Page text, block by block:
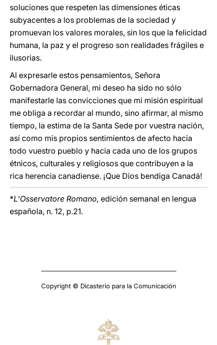
soluciones que respeten las dimensiones éticas
subyacentes a los problemas de la sociedad y
promuevan los valores morales, sin los que la felicidad
humana, la paz y el progreso son realidades frágiles e
ilusorias.
Al expresarle estos pensamientos, Señora
Gobernadora General, mi deseo ha sido no sólo
manifestarle las convicciones que mi misión espiritual
me obliga a recordar al mundo, sino afirmar, al mismo
tiempo, la estima de la Santa Sede por vuestra nación,
así como mis propios sentimientos de afecto hacia
todo vuestro pueblo y hacia cada uno de los grupos
étnicos, culturales y religiosos que contribuyen a la
rica herencia canadiense. ¡Que Dios bendiga Canadá!
*L'Osservatore Romano, edición semanal en lengua
española, n. 12, p.21.
Copyright © Dicasterio para la Comunicación